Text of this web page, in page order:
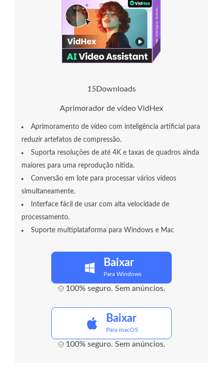
15Downloads
Aprimorador de vídeo VidHex
Aprimoramento de vídeo com inteligência artificial para
reduzir artefatos de compressão.
Suporta resoluções de até 4K e taxas de quadros ainda
maiores para uma reprodução nítida.
Conversão em lote para processar vários vídeos
simultaneamente.
Interface fácil de usar com alta velocidade de
processamento.
Suporte multiplataforma para Windows e Mac
Baixar
Para Windows
100% seguro. Sem anúncios.
Baixar
Para macOS
100% seguro. Sem anúncios.